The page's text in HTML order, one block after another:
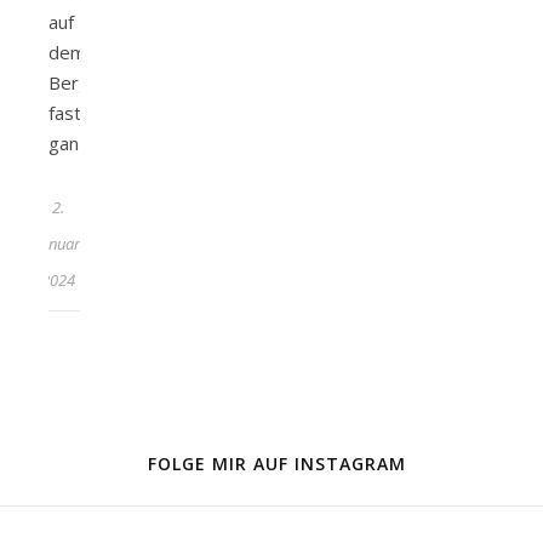
auf
dem
Berg
fast
ganztägig…
2.
Januar
2024
FOLGE MIR AUF INSTAGRAM